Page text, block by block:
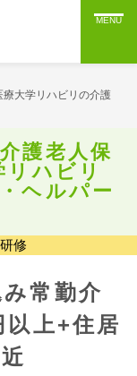
MENU
大学リハビリの介護
護老人保
ハビリ
ヘルパー
修
常勤介
上+住居